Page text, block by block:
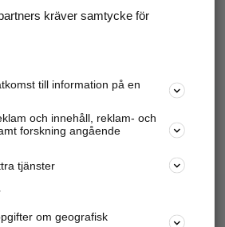
och platser.
adresser, företagsinfo mm.
Marknadsför företaget
Kom igång och annonsera mot
kräver samtycke för
till information på en
och innehåll, reklam- och
forskning angående
tjänster
om geografisk